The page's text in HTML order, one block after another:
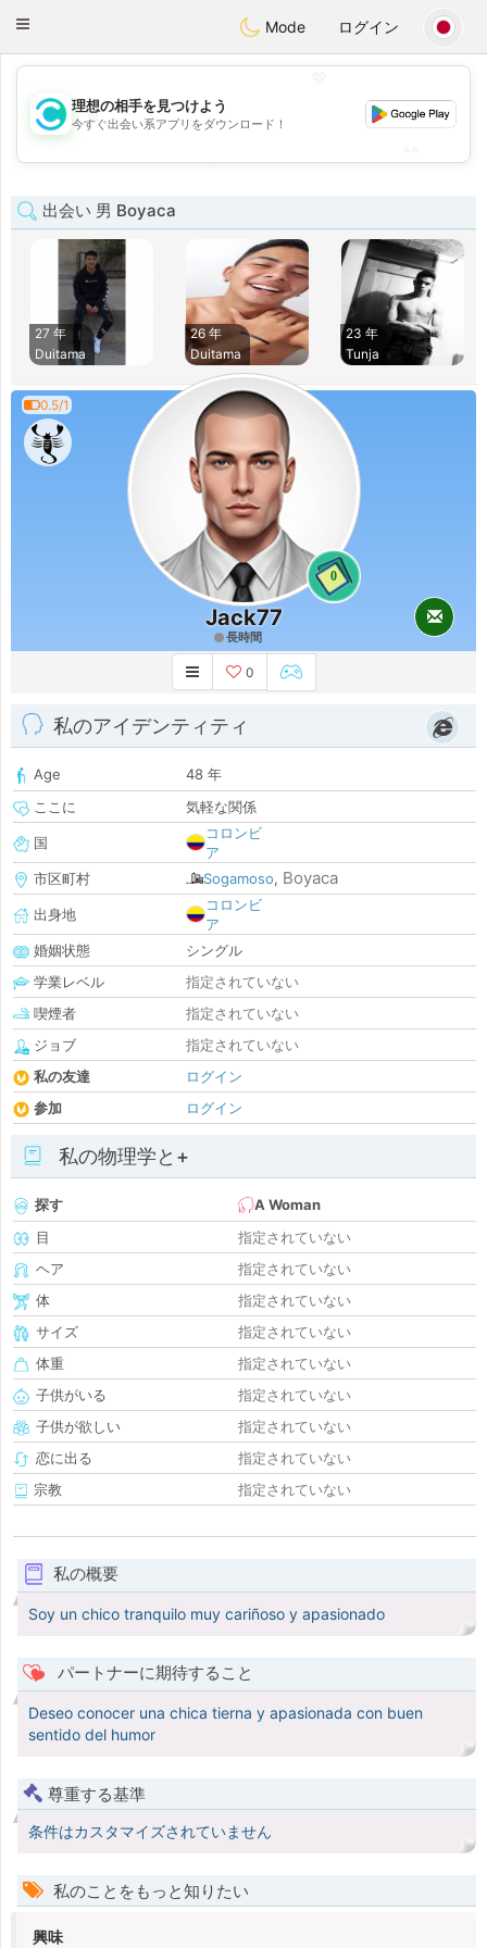
olombiaCitas
Toggle
Mode ログイン
💖
💕
理想の相手を見つけよう
今すぐ出会い系アプリをダウンロード！
出会い 男 Boyaca
27 年
Duitama
26 年
Duitama
23 年
Tunja
0.5/1
0
Jack77
長時間
0
私のアイデンティティ
Age
48 年
ここに
気軽な関係
国
コロンビ
ア
市区町村
Sogamoso, Boyaca
出身地
コロンビ
ア
婚姻状態
シングル
学業レベル
指定されていない
喫煙者
指定されていない
ジョブ
指定されていない
私の友達
ログイン
参加
ログイン
私の物理学と+
探す
A Woman
目
指定されていない
ヘア
指定されていない
体
指定されていない
サイズ
指定されていない
体重
指定されていない
子供がいる
指定されていない
子供が欲しい
指定されていない
恋に出る
指定されていない
宗教
指定されていない
私の概要
Soy un chico tranquilo muy cariñoso y apasionado
パートナーに期待すること
Deseo conocer una chica tierna y apasionada con buen
sentido del humor
尊重する基準
条件はカスタマイズされていません
私のことをもっと知りたい
興味